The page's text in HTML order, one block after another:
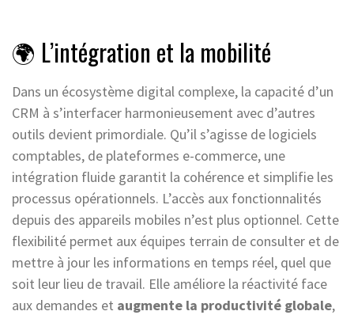
🌍 L’intégration et la mobilité
Dans un écosystème digital complexe, la capacité d’un
CRM à s’interfacer harmonieusement avec d’autres
outils devient primordiale. Qu’il s’agisse de logiciels
comptables, de plateformes e-commerce, une
intégration fluide garantit la cohérence et simplifie les
processus opérationnels. L’accès aux fonctionnalités
depuis des appareils mobiles n’est plus optionnel. Cette
flexibilité permet aux équipes terrain de consulter et de
mettre à jour les informations en temps réel, quel que
soit leur lieu de travail. Elle améliore la réactivité face
aux demandes et augmente la productivité globale,